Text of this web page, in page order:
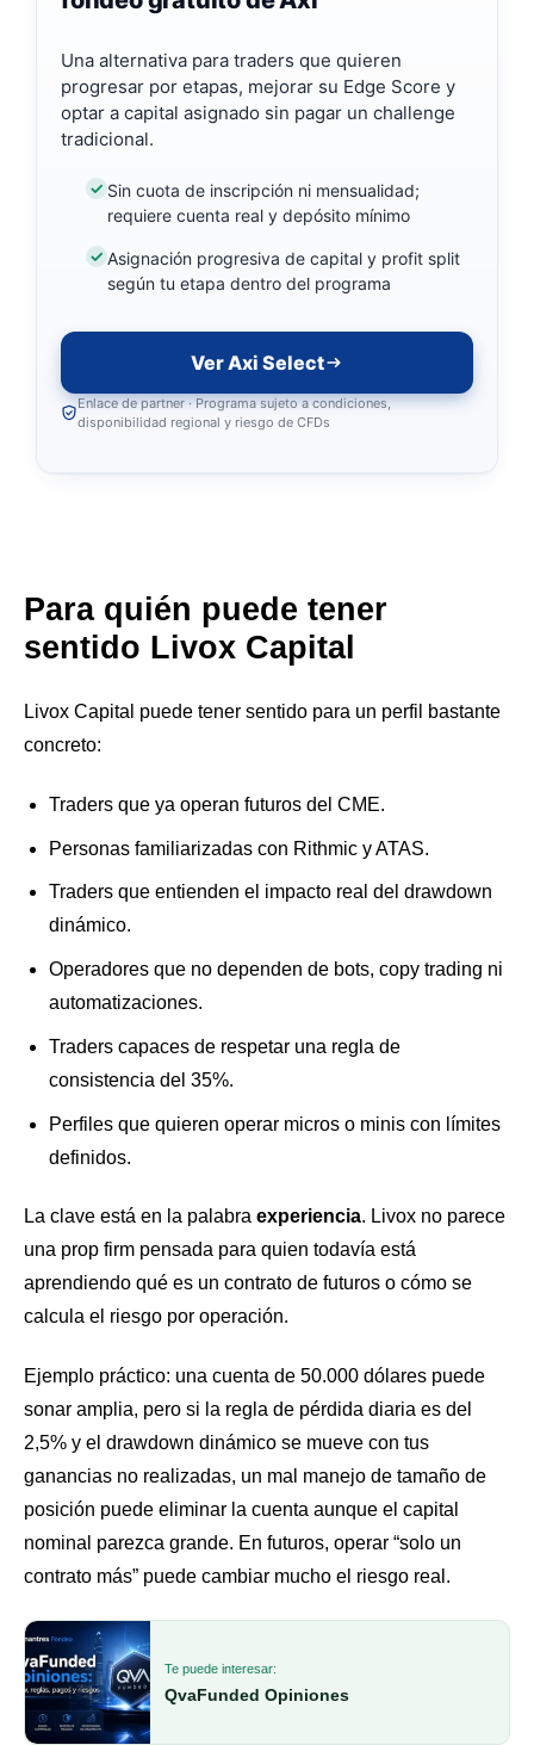
Una alternativa para traders que quieren
progresar por etapas, mejorar su Edge Score y
optar a capital asignado sin pagar un challenge
tradicional.
Sin cuota de inscripción ni mensualidad;
requiere cuenta real y depósito mínimo
Asignación progresiva de capital y profit split
según tu etapa dentro del programa
Ver Axi Select
Enlace de partner · Programa sujeto a condiciones,
disponibilidad regional y riesgo de CFDs
Para quién puede tener
sentido Livox Capital
Livox Capital puede tener sentido para un perfil bastante
concreto:
Traders que ya operan futuros del CME.
Personas familiarizadas con Rithmic y ATAS.
Traders que entienden el impacto real del drawdown
dinámico.
Operadores que no dependen de bots, copy trading ni
automatizaciones.
Traders capaces de respetar una regla de
consistencia del 35%.
Perfiles que quieren operar micros o minis con límites
definidos.
La clave está en la palabra experiencia. Livox no parece
una prop firm pensada para quien todavía está
aprendiendo qué es un contrato de futuros o cómo se
calcula el riesgo por operación.
Ejemplo práctico: una cuenta de 50.000 dólares puede
sonar amplia, pero si la regla de pérdida diaria es del
2,5% y el drawdown dinámico se mueve con tus
ganancias no realizadas, un mal manejo de tamaño de
posición puede eliminar la cuenta aunque el capital
nominal parezca grande. En futuros, operar “solo un
contrato más” puede cambiar mucho el riesgo real.
Te puede interesar:
QvaFunded Opiniones